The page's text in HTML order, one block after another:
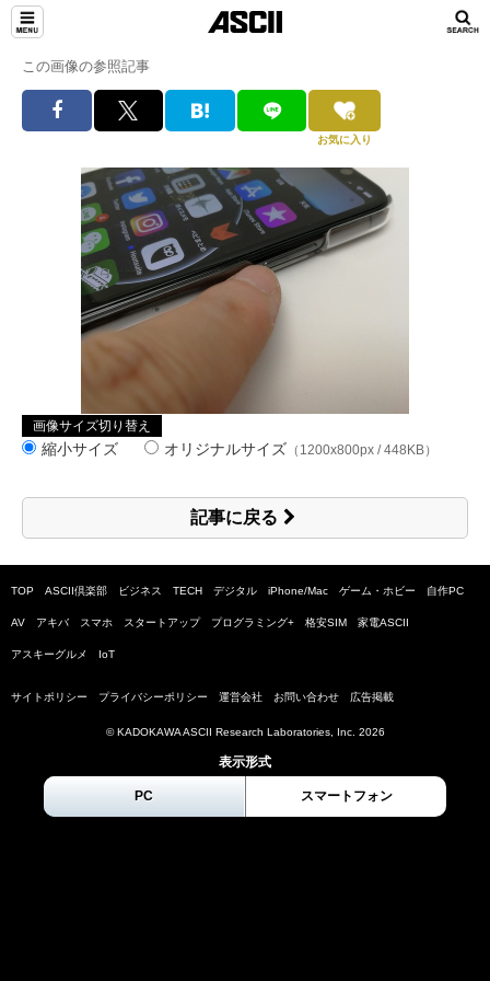
この画像の参照記事
お気に入り
画像サイズ切り替え
縮小サイズ オリジナルサイズ （1200x800px / 448KB）
記事に戻る
TOP ASCII倶楽部 ビジネス TECH デジタル iPhone/Mac ゲーム・ホビー 自作PC
AV アキバ スマホ スタートアップ プログラミング+ 格安SIM 家電ASCII
アスキーグルメ IoT
サイトポリシー プライバシーポリシー 運営会社 お問い合わせ 広告掲載
© KADOKAWA ASCII Research Laboratories, Inc. 2026
表示形式
PC スマートフォン